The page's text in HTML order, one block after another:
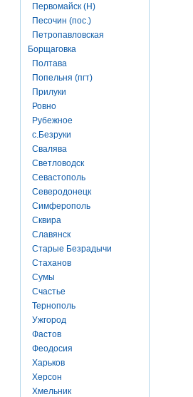
Первомайск (Н)
Песочин (пос.)
Петропавловская
Борщаговка
Полтава
Попельня (пгт)
Прилуки
Ровно
Рубежное
с.Безруки
Свалява
Светловодск
Севастополь
Северодонецк
Симферополь
Сквира
Славянск
Старые Безрадычи
Стаханов
Сумы
Счастье
Тернополь
Ужгород
Фастов
Феодосия
Харьков
Херсон
Хмельник